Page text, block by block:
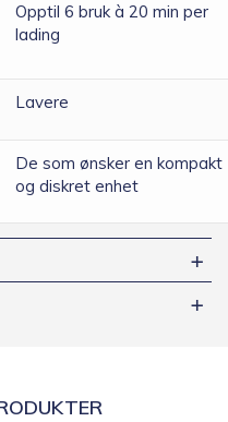
Opptil 6 bruk à 20 min per
lading
Lavere
De som ønsker en kompakt
og diskret enhet